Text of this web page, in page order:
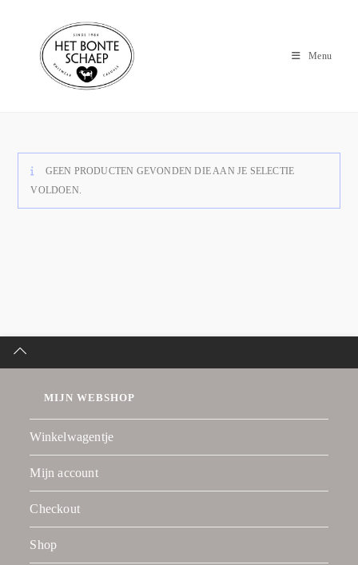
Menu
GEEN PRODUCTEN GEVONDEN DIE AAN JE SELECTIE
VOLDOEN.
MIJN WEBSHOP
Winkelwagentje
Mijn account
Checkout
Shop